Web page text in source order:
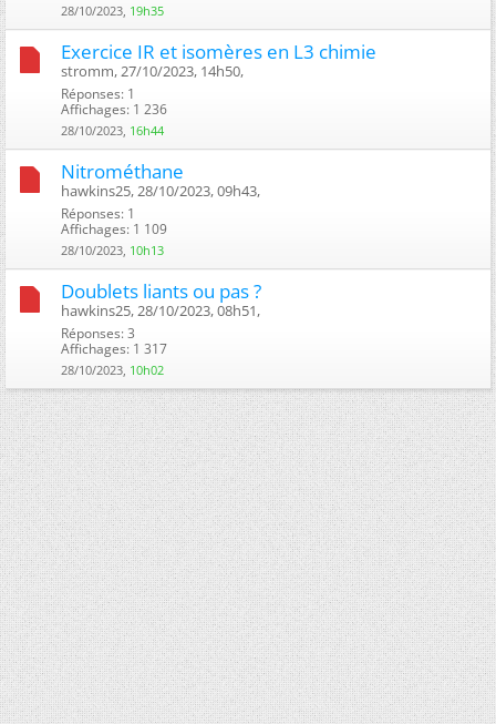
28/10/2023, 19h35
Exercice IR et isomères en L3 chimie
stromm, 27/10/2023, 14h50, ‎
Réponses: 1
Affichages: 1 236
28/10/2023, 16h44
Nitrométhane
hawkins25, 28/10/2023, 09h43, ‎
Réponses: 1
Affichages: 1 109
28/10/2023, 10h13
Doublets liants ou pas ?
hawkins25, 28/10/2023, 08h51, ‎
Réponses: 3
Affichages: 1 317
28/10/2023, 10h02